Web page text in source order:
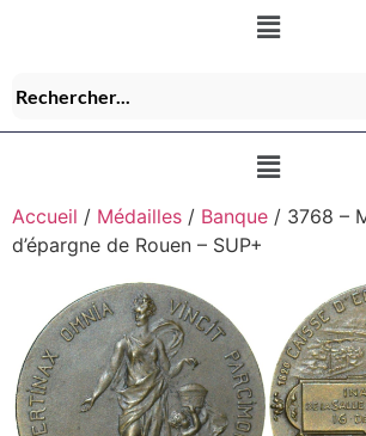
Accueil / Médailles / Banque / 3768 –
d’épargne de Rouen – SUP+